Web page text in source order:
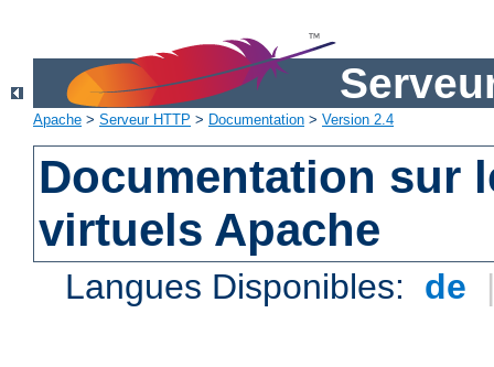
Apache > Serveur HTTP > Documentation > Version 2.4
Documentation sur
virtuels Apache
Langues Disponibles: de